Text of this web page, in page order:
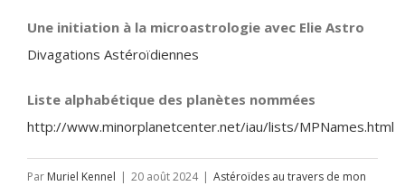
Une initiation à la microastrologie avec Elie Astro
Divagations Astéroïdiennes
Liste alphabétique des planètes nommées
http://www.minorplanetcenter.net/iau/lists/MPNames.html
Par Muriel Kennel | 20 août 2024 | Astéroïdes au travers de mon